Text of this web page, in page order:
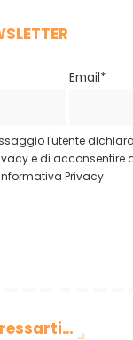
Email*
l'utente
e di acconsentire
Privacy